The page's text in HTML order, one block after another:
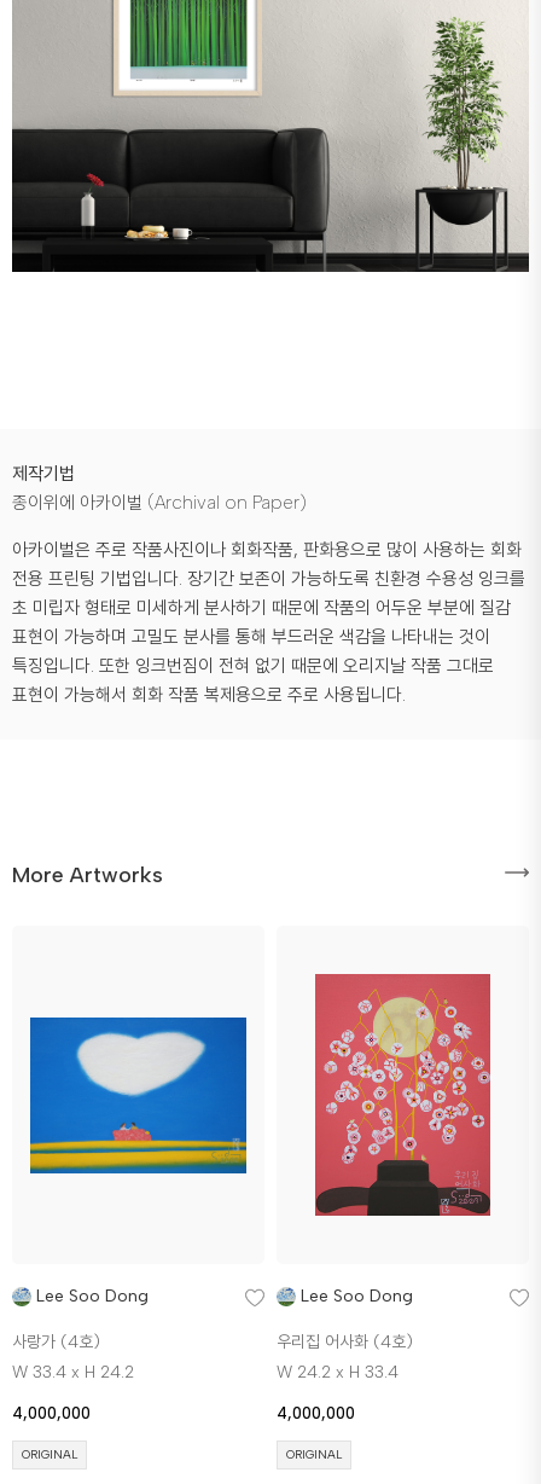
제작기법
종이위에 아카이벌 (Archival on Paper)
아카이벌은 주로 작품사진이나 회화작품, 판화용으로 많이 사용하는 회화
전용 프린팅 기법입니다. 장기간 보존이 가능하도록 친환경 수용성 잉크를
초 미립자 형태로 미세하게 분사하기 때문에 작품의 어두운 부분에 질감
표현이 가능하며 고밀도 분사를 통해 부드러운 색감을 나타내는 것이
특징입니다. 또한 잉크번짐이 전혀 없기 때문에 오리지날 작품 그대로
표현이 가능해서 회화 작품 복제용으로 주로 사용됩니다.
More Artworks
Lee Soo Dong
사랑가 (4호)
W 33.4 x H 24.2
4,000,000
ORIGINAL
Lee Soo Dong
우리집 어사화 (4호)
W 24.2 x H 33.4
4,000,000
ORIGINAL